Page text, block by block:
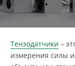
Тензодатчики –
измерения силы